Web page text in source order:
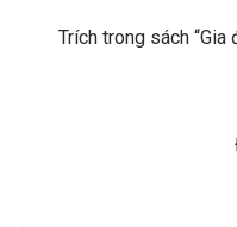
Trích trong sách